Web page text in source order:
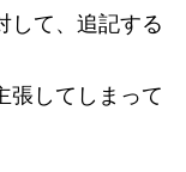
して、追記する
張してしまって